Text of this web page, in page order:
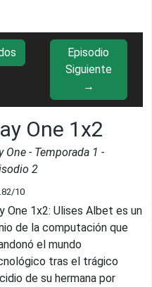
Episodio
Siguiente
→
One 1x2
One - Temporada 1 -
2
/10
One 1x2: Ulises Albet es un
de la computación que
el mundo
tras el trágico
de su hermana por